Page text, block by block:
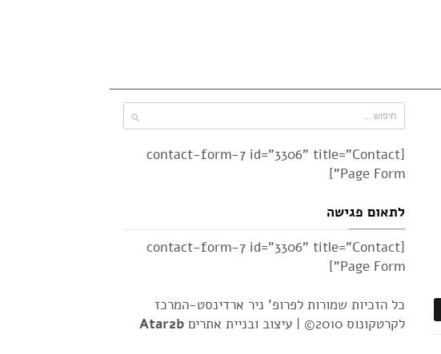
[contact-form-7 id="3306" title="Contact
Page Form"]
לתאום פגישה
[contact-form-7 id="3306" title="Contact
Page Form"]
כל הזכיות שמורות לפרופ' ניר ארדינסט-המרכז
לקרטקונוס 2010© |
עיצוב ובניית אתרים Atar2b